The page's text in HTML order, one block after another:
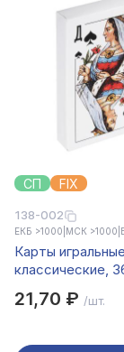
СП FIX
138-002
ЕКБ >1000 МСК >1000
Карты
классические,
бумага
21,70 ₽ /шт.